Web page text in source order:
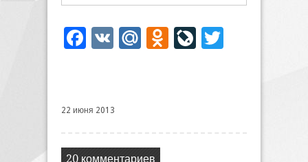
Facebook
VK Mail.Ru Odnoklassniki
LiveJournal
22 июня 2013
20 комментариев